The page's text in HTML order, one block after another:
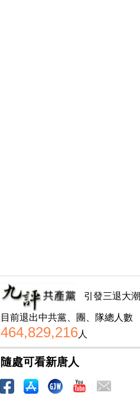
引發三退大潮
目前退出中共黨、團、隊總人數
464,829,216人
隨處可看新唐人